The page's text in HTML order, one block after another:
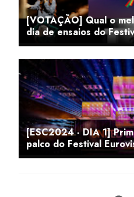
[VOTAÇÃO] Qual o
dia de ensaios do
[ESC2024 - DIA 1]
palco do Festival